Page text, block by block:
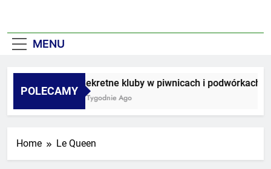
MENU
POLECAMY
Sekretne kluby w piwnicach i podwórkach
3 Tygodnie Ago
Home Le Queen